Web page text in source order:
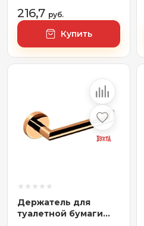
216,7 руб.
Купить
Держатель для
туалетной бумаги